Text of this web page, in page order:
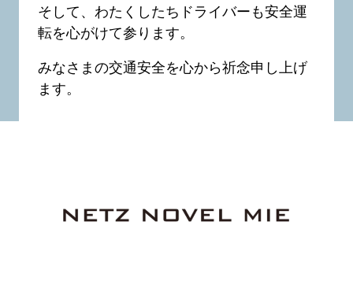
そして、わたくしたちドライバーも安全運
転を心がけて参ります。
みなさまの交通安全を心から祈念申し上げ
ます。